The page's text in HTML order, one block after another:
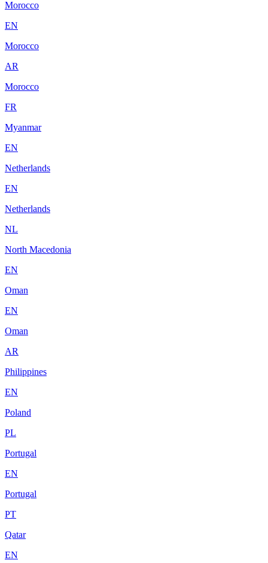
Morocco
EN
Morocco
AR
Morocco
FR
Myanmar
EN
Netherlands
EN
Netherlands
NL
North Macedonia
EN
Oman
EN
Oman
AR
Philippines
EN
Poland
PL
Portugal
EN
Portugal
PT
Qatar
EN